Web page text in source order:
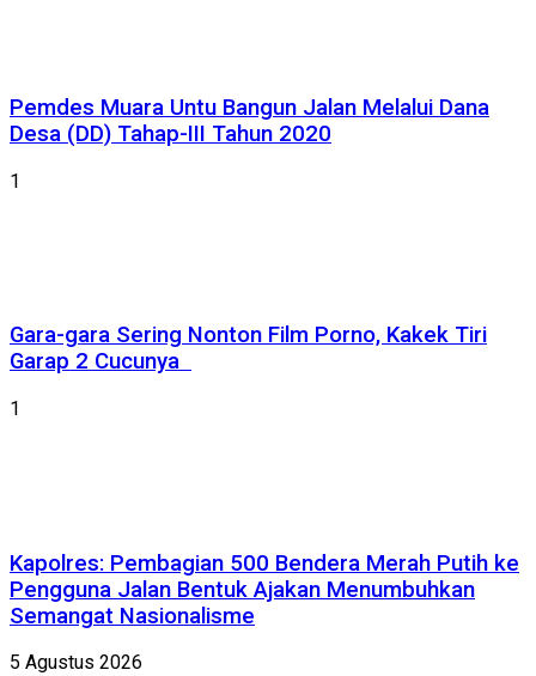
Pemdes Muara Untu Bangun Jalan Melalui Dana
Desa (DD) Tahap-III Tahun 2020
1
Gara-gara Sering Nonton Film Porno, Kakek Tiri
Garap 2 Cucunya
1
Kapolres: Pembagian 500 Bendera Merah Putih ke
Pengguna Jalan Bentuk Ajakan Menumbuhkan
Semangat Nasionalisme
5 Agustus 2026